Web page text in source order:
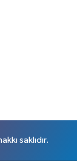
saklıdır.